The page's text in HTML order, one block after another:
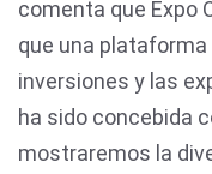
comenta que Expo
que una
inversiones y las
ha sido concebida
mostraremos la